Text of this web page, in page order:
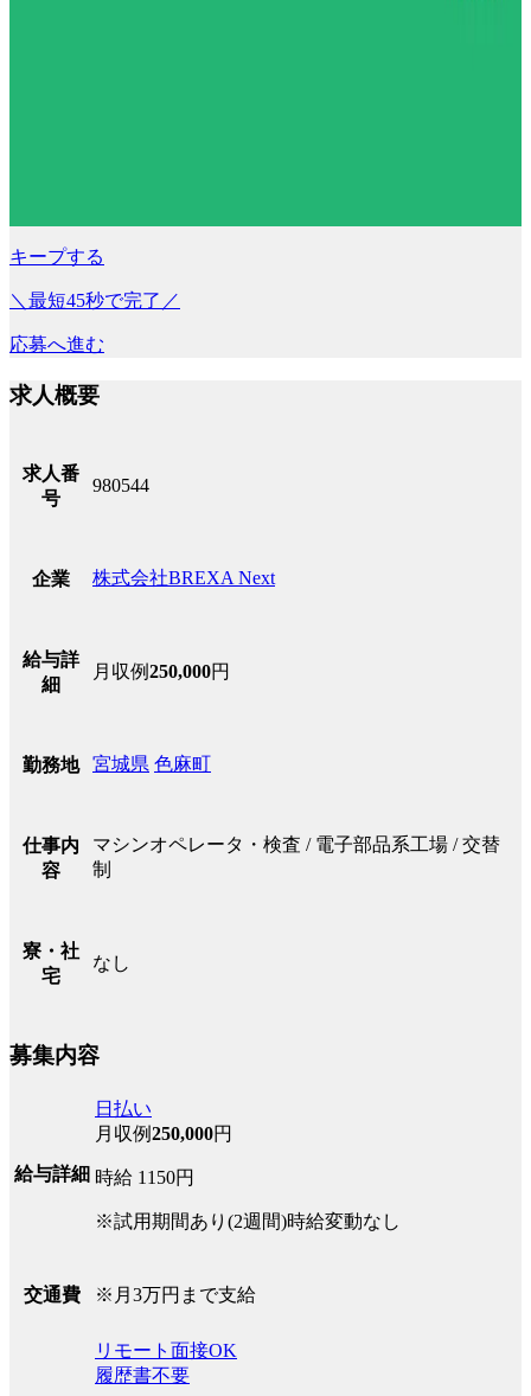
キープする
＼最短45秒で完了／
応募へ進む
求人概要
求人番
号
980544
企業 株式会社BREXA Next
給与詳
細
月収例250,000円
勤務地 宮城県 色麻町
仕事内
容
マシンオペレータ・検査 / 電子部品系工場 / 交替
制
寮・社
宅
なし
募集内容
給与詳細
日払い
月収例250,000円
時給 1150円
※試用期間あり(2週間)時給変動なし
交通費 ※月3万円まで支給
リモート面接OK
履歴書不要